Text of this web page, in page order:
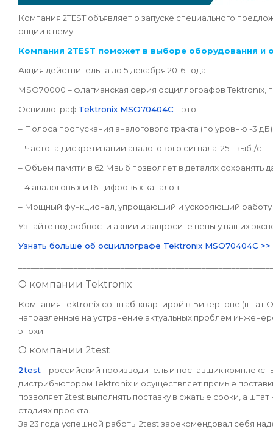
Компания 2TEST объявляет о запуске специального
опции к нему.
Компания 2TEST поможет в выборе оборудования
Акция действительна до 5 декабря 2016 года.
MSO70000 – флагманская серия осциллографов
Осциллограф Tektronix MSO70404C – это:
– Полоса пропускания аналогового тракта (по уровню -3
– Частота дискретизации аналогового сигнала: 25 Гвыб./с
– Объем памяти в 62 Мвыб позволяет в деталях
– 4 аналоговых и 16 цифровых каналов
– Мощный функционал, упрощающий и ускоряющий работу
Узнайте подробности акции и запросите цены у наших
Узнать больше об осциллографе Tektronix MSO70404C >>
О компании Tektronix
Компания Tektronix со штаб-квартирой в Бивертоне (штат
направленные на устранение актуальных проблем
эпохи.
О компании 2test
2test– российский производитель и поставщик
дистрибьютором Tektronix и осуществляет прямые
позволяет 2test выполнять поставку в сжатые сроки, а
стадиях проекта.
За 23 года успешной работы 2test зарекомендовал себя